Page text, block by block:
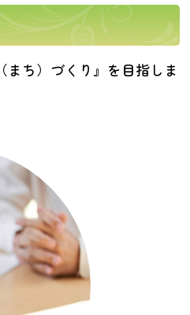
ち）づくり』を目指しま